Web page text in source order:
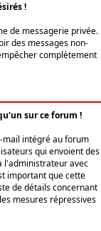
!
de messagerie privée.
des messages non-
complètement
sur ce forum !
mail intégré au forum
qui envoient des
l'administrateur avec
important que cette
de détails concernant
mesures répressives